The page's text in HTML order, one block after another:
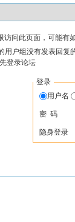
访问此页面，可能有
用户组没有发表回复
登录论坛
登录
用户名
密 码
隐身登录